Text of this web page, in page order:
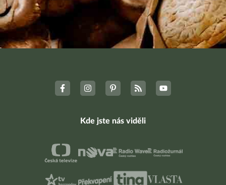
Kde jste nás viděli